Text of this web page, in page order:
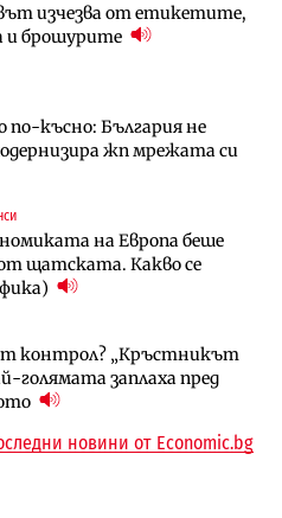
изчезва от етикетите,
брошурите
по-късно: България не
жп мрежата си
на Европа беше
щатската. Какво се
контрол? „Кръстникът
голямата заплаха пред
над 150 устройства с
през август
ще строи огромен
и отбранителен център в
ТЕЦ „Марица изток 2“
ще работи само още
ако сушата продължи
избра изпълнител за
на трамвайното
ТЕЦ „Марица изток 2“
ще строи огромен
и отбранителен център в
за редки болести
на обществените
новини от Economic.bg